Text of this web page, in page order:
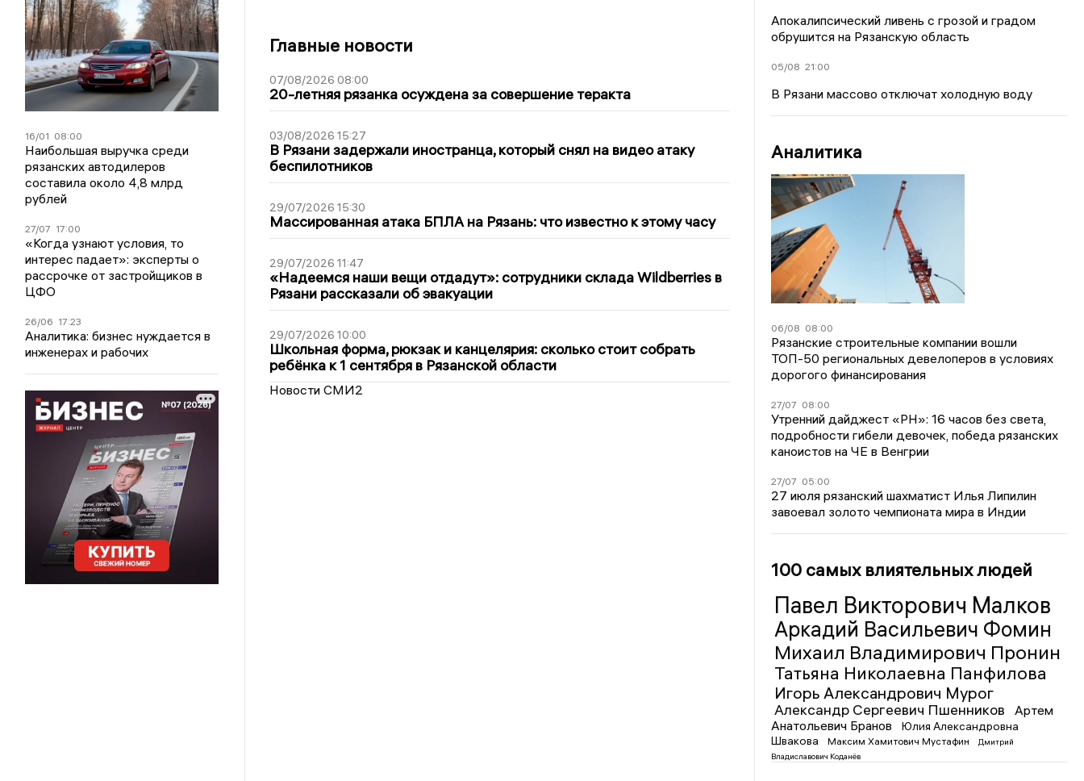
16/01 08:00
Наибольшая выручка среди
рязанских автодилеров
составила около 4,8 млрд
рублей
27/07 17:00
«Когда узнают условия, то
интерес падает»: эксперты о
рассрочке от застройщиков в
ЦФО
26/06 17:23
Аналитика: бизнес нуждается в
инженерах и рабочих
Главные новости
07/08/2026 08:00
20-летняя рязанка осуждена за совершение теракта
03/08/2026 15:27
В Рязани задержали иностранца, который снял на видео атаку
беспилотников
29/07/2026 15:30
Массированная атака БПЛА на Рязань: что известно к этому часу
29/07/2026 11:47
«Надеемся наши вещи отдадут»: сотрудники склада Wildberries в
Рязани рассказали об эвакуации
29/07/2026 10:00
Школьная форма, рюкзак и канцелярия: сколько стоит собрать
ребёнка к 1 сентября в Рязанской области
Новости СМИ2
Апокалипсический ливень с грозой и градом
обрушится на Рязанскую область
05/08 21:00
В Рязани массово отключат холодную воду
Аналитика
06/08 08:00
Рязанские строительные компании вошли
ТОП-50 региональных девелоперов в условиях
дорогого финансирования
27/07 08:00
Утренний дайджест «РН»: 16 часов без света,
подробности гибели девочек, победа рязанских
каноистов на ЧЕ в Венгрии
27/07 05:00
27 июля рязанский шахматист Илья Липилин
завоевал золото чемпионата мира в Индии
100 самых влиятельных людей
Павел Викторович Малков
Аркадий Васильевич Фомин
Михаил Владимирович Пронин
Татьяна Николаевна Панфилова
Игорь Александрович Мурог
Александр Сергеевич Пшенников
Артем
Анатольевич Бранов
Юлия Александровна
Швакова
Максим Хамитович Мустафин
Дмитрий
Владиславович Коданёв